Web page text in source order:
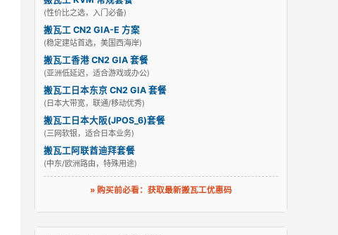
(性价比之选，入门必备)
搬瓦工 CN2 GIA-E 方案
(稳定建站首选，美国西海岸)
搬瓦工香港 CN2 GIA 套餐
(亚洲低延迟，适合游戏或办公)
搬瓦工日本东京 CN2 GIA 套餐
(日本大带宽，联通/移动优秀)
搬瓦工日本大阪(JPOS_6)套餐
(三网软银，适合日本业务)
搬瓦工阿联酋迪拜套餐
(中东/欧洲路由，特殊用途)
» 购买前必看：获取最新搬瓦工优惠码